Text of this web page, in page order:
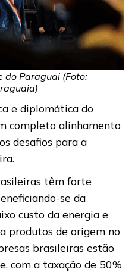
do Paraguai (Foto:
e diplomática do
completo alinhamento
desafios para a
têm forte
se da
custo da energia e
produtos de origem no
brasileiras estão
com a taxação de 50%